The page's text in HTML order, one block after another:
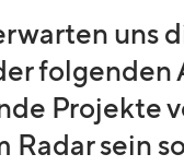
uns
Projekte
Radar sein